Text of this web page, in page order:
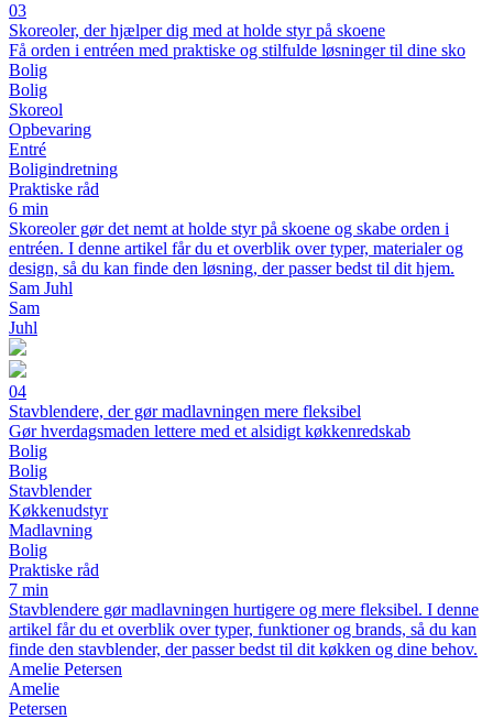
03
Skoreoler, der hjælper dig med at holde styr på skoene
Få orden i entréen med praktiske og stilfulde løsninger til dine sko
Bolig
Bolig
Skoreol
Opbevaring
Entré
Boligindretning
Praktiske råd
6 min
Skoreoler gør det nemt at holde styr på skoene og skabe orden i
entréen. I denne artikel får du et overblik over typer, materialer og
design, så du kan finde den løsning, der passer bedst til dit hjem.
Sam Juhl
Sam
Juhl
04
Stavblendere, der gør madlavningen mere fleksibel
Gør hverdagsmaden lettere med et alsidigt køkkenredskab
Bolig
Bolig
Stavblender
Køkkenudstyr
Madlavning
Bolig
Praktiske råd
7 min
Stavblendere gør madlavningen hurtigere og mere fleksibel. I denne
artikel får du et overblik over typer, funktioner og brands, så du kan
finde den stavblender, der passer bedst til dit køkken og dine behov.
Amelie Petersen
Amelie
Petersen